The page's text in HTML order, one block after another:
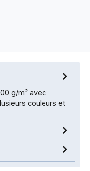
g/m² avec
couleurs et